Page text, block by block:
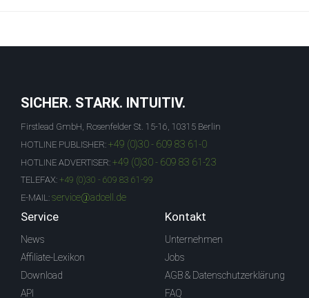
SICHER. STARK. INTUITIV.
Firstlead GmbH, Rosenfelder St. 15-16, 10315 Berlin
HOTLINE PUBLISHER: +49 (0)30 - 609 83 61-0
HOTLINE ADVERTISER: +49 (0)30 - 609 83 61-23
TELEFAX: +49 (0)30 - 609 83 61-99
E-MAIL: service@adcell.de
Service
News
Affiliate-Lexikon
Download
API
Kontakt
Unternehmen
Jobs
AGB & Datenschutzerklärung
FAQ